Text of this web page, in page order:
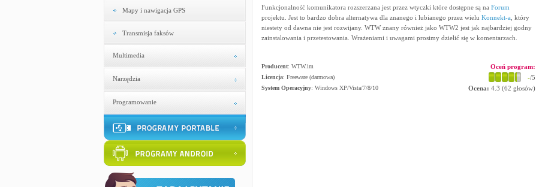
Mapy i nawigacja GPS
Transmisja faksów
Multimedia
Narzędzia
Programowanie
Funkcjonalność komunikatora rozszerzana jest przez wtyczki które dostępne są na Forum
projektu. Jest to bardzo dobra alternatywa dla znanego i lubianego przez wielu Konnekt-a, który
niestety od dawna nie jest rozwijany. WTW znany również jako WTW2 jest jak najbardziej godny
zainstalowania i przetestowania. Wrażeniami i uwagami prosimy dzielić się w komentarzach.
Producent: WTW.im
Licencja: Freeware (darmowa)
System Operacyjny: Windows XP/Vista/7/8/10
Oceń program:
-/5
Ocena: 4.3 (62 głosów)